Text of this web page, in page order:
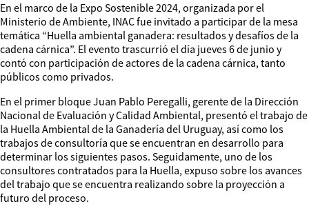
En el marco de la Expo Sostenible 2024, organizada por el
Ministerio de Ambiente, INAC fue invitado a participar de la mesa
temática “Huella ambiental ganadera: resultados y desafíos de la
cadena cárnica”. El evento trascurrió el día jueves 6 de junio y
contó con participación de actores de la cadena cárnica, tanto
públicos como privados.
En el primer bloque Juan Pablo Peregalli, gerente de la Dirección
Nacional de Evaluación y Calidad Ambiental, presentó el trabajo de
la Huella Ambiental de la Ganadería del Uruguay, así como los
trabajos de consultoría que se encuentran en desarrollo para
determinar los siguientes pasos. Seguidamente, uno de los
consultores contratados para la Huella, expuso sobre los avances
del trabajo que se encuentra realizando sobre la proyección a
futuro del proceso.